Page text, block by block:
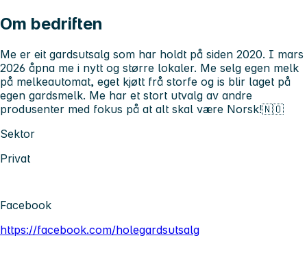
Om bedriften
Me er eit gardsutsalg som har holdt på siden 2020. I mars
2026 åpna me i nytt og større lokaler. Me selg egen melk
på melkeautomat, eget kjøtt frå storfe og is blir laget på
egen gardsmelk. Me har et stort utvalg av andre
produsenter med fokus på at alt skal være Norsk!🇳🇴
Sektor
Privat
Facebook
https://facebook.com/holegardsutsalg